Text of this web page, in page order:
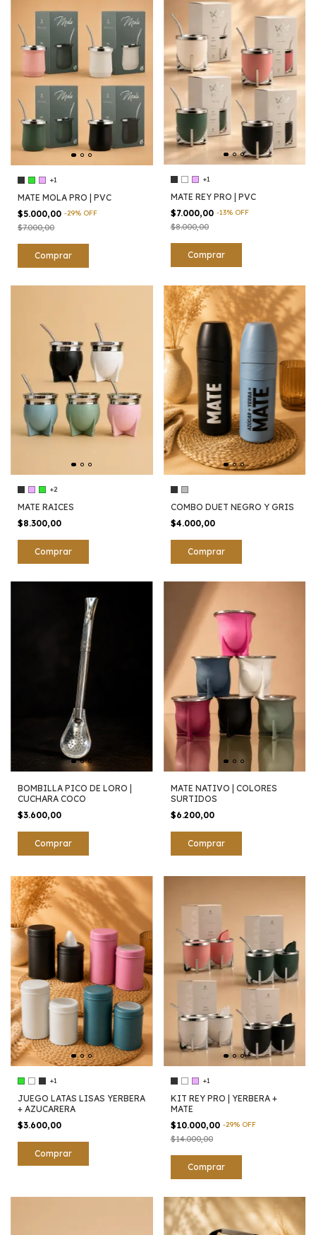
+1
MATE MOLA PRO | PVC
$5.000,00 -29% OFF
$7.000,00
Comprar
+1
MATE REY PRO | PVC
$7.000,00 -13% OFF
$8.000,00
Comprar
+2
MATE RAICES
$8.300,00
Comprar
COMBO DUET NEGRO Y GRIS
$4.000,00
Comprar
BOMBILLA PICO DE LORO |
CUCHARA COCO
$3.600,00
MATE NATIVO | COLORES
SURTIDOS
$6.200,00
+1
JUEGO LATAS LISAS YERBERA
+ AZUCARERA
$3.600,00
Comprar
+1
KIT REY PRO | YERBERA +
MATE
$10.000,00 -29% OFF
$14.000,00
Comprar